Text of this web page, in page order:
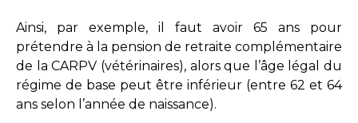
Ainsi, par exemple, il faut avoir 65 ans pour
prétendre à la pension de retraite complémentaire
de la CARPV (vétérinaires), alors que l’âge légal du
régime de base peut être inférieur (entre 62 et 64
ans selon l’année de naissance).